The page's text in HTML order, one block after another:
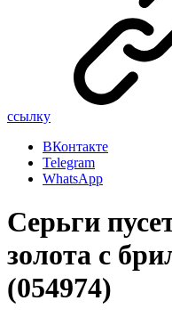
ссылку
ВКонтакте
Telegram
WhatsApp
Серьги
золота с
(054974)